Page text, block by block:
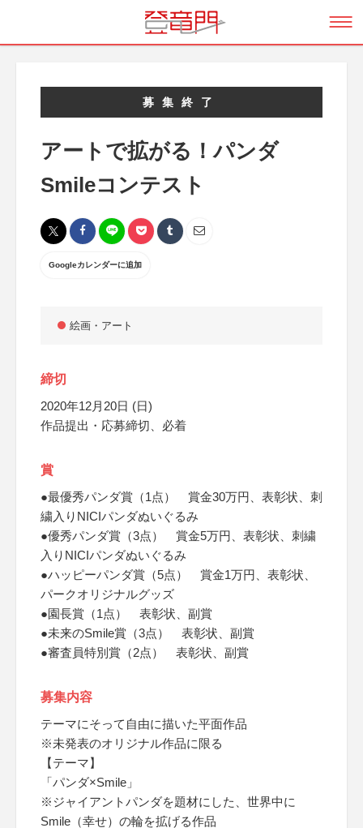
募集終了
アートで拡がる！パンダ
Smileコンテスト
Googleカレンダーに追加
絵画・アート
締切
2020年12月20日 (日)
作品提出・応募締切、必着
賞
●最優秀パンダ賞（1点） 賞金30万円、表彰状、刺
繍入りNICIパンダぬいぐるみ
●優秀パンダ賞（3点） 賞金5万円、表彰状、刺繍
入りNICIパンダぬいぐるみ
●ハッピーパンダ賞（5点） 賞金1万円、表彰状、
パークオリジナルグッズ
●園長賞（1点） 表彰状、副賞
●未来のSmile賞（3点） 表彰状、副賞
●審査員特別賞（2点） 表彰状、副賞
募集内容
テーマにそって自由に描いた平面作品
※未発表のオリジナル作品に限る
【テーマ】
「パンダ×Smile」
※ジャイアントパンダを題材にした、世界中に
Smile（幸せ）の輪を拡げる作品